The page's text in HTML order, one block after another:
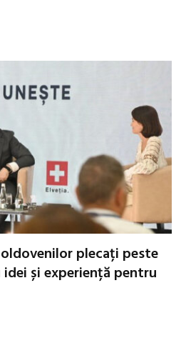
plecați peste
și experiență pentru